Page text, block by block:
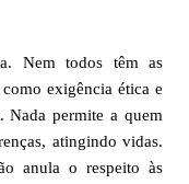
Nem todos têm as
exigência ética e
Nada permite a quem
atingindo vidas.
anula o respeito às